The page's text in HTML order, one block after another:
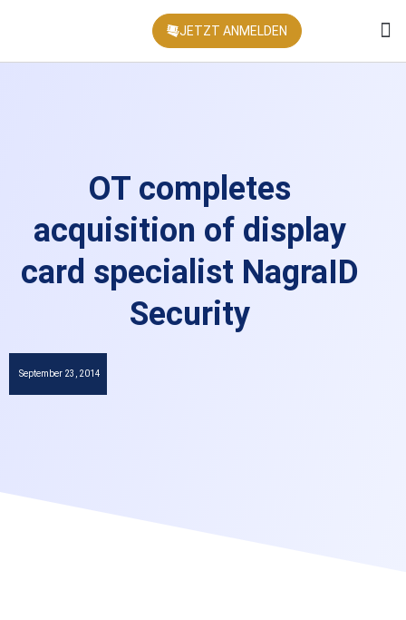
JETZT ANMELDEN
OT completes
acquisition of display
card specialist NagraID
Security
September 23, 2014